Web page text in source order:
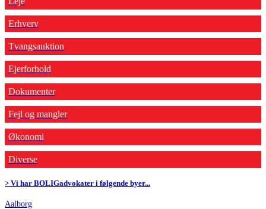
Erhverv
Tvangsauktion
Ejerforhold
Dokumenter
Fejl og mangler
Økonomi
Diverse
> Vi har BOLIGadvokater i følgende byer...
Aalborg